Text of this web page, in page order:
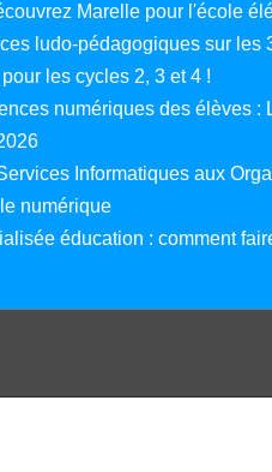
Marelle pour l'école
ludo-pédagogiques sur les
les cycles 2, 3 et 4 !
numériques des élèves :
Informatiques aux
numérique
éducation : comment